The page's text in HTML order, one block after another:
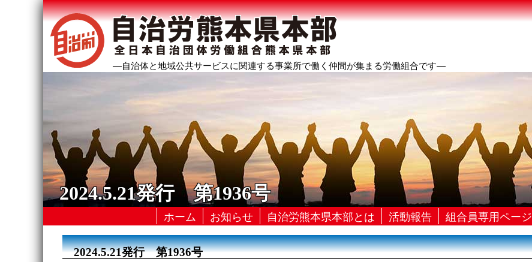
―自治体と地域公共サービスに関連する事業所で働く仲間が集まる労働組合です―
2024.5.21発行 第1936号
ホーム お知らせ 自治労熊本県本部とは 活動報告 組合員専用ページ
2024.5.21発行 第1936号